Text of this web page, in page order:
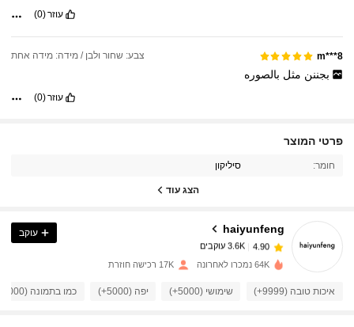
עוזר(0)
m***8 צבע: שחור ולבן / מידה: מידה אחת
بجننن مثل بالصوره
עוזר(0)
פרטי המוצר
חומר: סיליקון
הצג עוד
haiyunfeng
3.6K עוקבים
s***r שילםלפני יום אחד
4.90
עוקב
64K נמכרו לאחרונה 17K רכישה חוזרת
איכות טובה (9999+) שימושי (5000+) יפה (5000+) כמו בתמונה (4000+)